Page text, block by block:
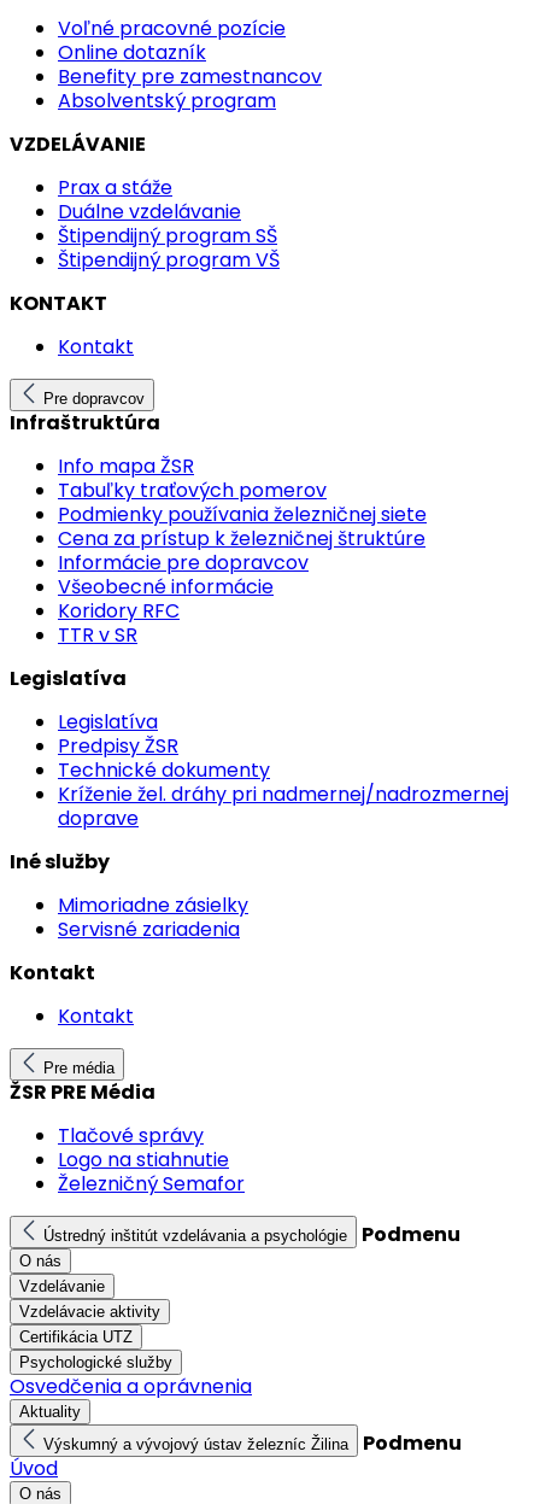
Voľné pracovné pozície
Online dotazník
Benefity pre zamestnancov
Absolventský program
VZDELÁVANIE
Prax a stáže
Duálne vzdelávanie
Štipendijný program SŠ
Štipendijný program VŠ
KONTAKT
Kontakt
Pre dopravcov
Infraštruktúra
Info mapa ŽSR
Tabuľky traťových pomerov
Podmienky používania železničnej siete
Cena za prístup k železničnej štruktúre
Informácie pre dopravcov
Všeobecné informácie
Koridory RFC
TTR v SR
Legislatíva
Legislatíva
Predpisy ŽSR
Technické dokumenty
Kríženie žel. dráhy pri nadmernej/nadrozmernej
doprave
Iné služby
Mimoriadne zásielky
Servisné zariadenia
Kontakt
Kontakt
Pre média
ŽSR PRE Média
Tlačové správy
Logo na stiahnutie
Železničný Semafor
Ústredný inštitút vzdelávania a psychológie Podmenu
O nás
Vzdelávanie
Vzdelávacie aktivity
Certifikácia UTZ
Psychologické služby
Osvedčenia a oprávnenia
Aktuality
Výskumný a vývojový ústav železníc Žilina
Podmenu
Úvod
O nás